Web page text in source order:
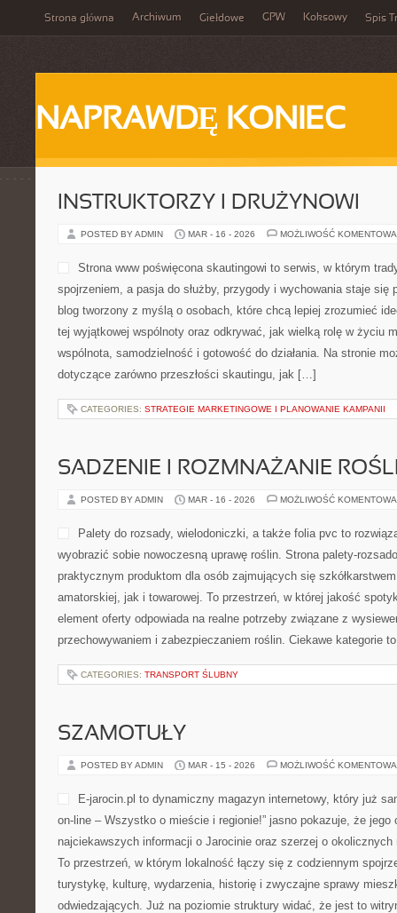
Strona główna Archiwum Giełdowe GPW Koksowy Spis
NAPRAWDĘ KONIEC
INSTRUKTORZY I DRUŻYNOWI
POSTED BY ADMIN MAR - 16 - 2026 MOŻLIWOŚĆ
Strona www poświęcona skautingowi to serwis, w którym
spojrzeniem, a pasja do służby, przygody i wychowania staje się
blog tworzony z myślą o osobach, które chcą lepiej zrozumieć
tej wyjątkowej wspólnoty oraz odkrywać, jak wielką rolę w życiu
wspólnota, samodzielność i gotowość do działania. Na stronie
dotyczące zarówno przeszłości skautingu, jak […]
CATEGORIES: STRATEGIE MARKETINGOWE I PLANOWANIE KAMPANII
SADZENIE I ROZMNAŻANIE
POSTED BY ADMIN MAR - 16 - 2026 MOŻLIWOŚĆ
Palety do rozsady, wielodoniczki, a także folia pvc to
wyobrazić sobie nowoczesną uprawę roślin. Strona palety-
praktycznym produktom dla osób zajmujących się
amatorskiej, jak i towarowej. To przestrzeń, w której jakość
element oferty odpowiada na realne potrzeby związane z
przechowywaniem i zabezpieczaniem roślin. Ciekawe kategorie
CATEGORIES: TRANSPORT ŚLUBNY
SZAMOTUŁY
POSTED BY ADMIN MAR - 15 - 2026 MOŻLIWOŚĆ
E-jarocin.pl to dynamiczny magazyn internetowy, który już
on-line – Wszystko o mieście i regionie!” jasno pokazuje, że jego
najciekawszych informacji o Jarocinie oraz szerzej o okolicznych
To przestrzeń, w którym lokalność łączy się z codziennym
turystykę, kulturę, wydarzenia, historię i zwyczajne sprawy
odwiedzających. Już na poziomie struktury widać, że jest to